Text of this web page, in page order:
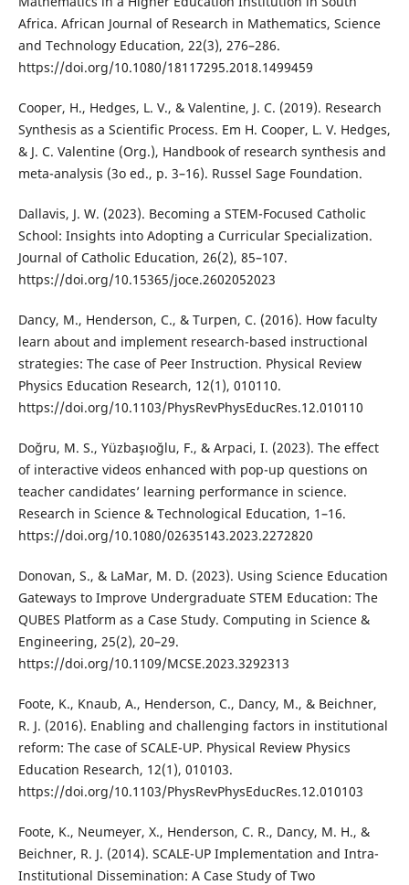
Africa. African Journal of Research in Mathematics, Science
and Technology Education, 22(3), 276–286.
https://doi.org/10.1080/18117295.2018.1499459
Cooper, H., Hedges, L. V., & Valentine, J. C. (2019). Research
Synthesis as a Scientific Process. Em H. Cooper, L. V. Hedges,
& J. C. Valentine (Org.), Handbook of research synthesis and
meta-analysis (3o ed., p. 3–16). Russel Sage Foundation.
Dallavis, J. W. (2023). Becoming a STEM-Focused Catholic
School: Insights into Adopting a Curricular Specialization.
Journal of Catholic Education, 26(2), 85–107.
https://doi.org/10.15365/joce.2602052023
Dancy, M., Henderson, C., & Turpen, C. (2016). How faculty
learn about and implement research-based instructional
strategies: The case of Peer Instruction. Physical Review
Physics Education Research, 12(1), 010110.
https://doi.org/10.1103/PhysRevPhysEducRes.12.010110
Doğru, M. S., Yüzbaşıoğlu, F., & Arpaci, I. (2023). The effect
of interactive videos enhanced with pop-up questions on
teacher candidates’ learning performance in science.
Research in Science & Technological Education, 1–16.
https://doi.org/10.1080/02635143.2023.2272820
Donovan, S., & LaMar, M. D. (2023). Using Science Education
Gateways to Improve Undergraduate STEM Education: The
QUBES Platform as a Case Study. Computing in Science &
Engineering, 25(2), 20–29.
https://doi.org/10.1109/MCSE.2023.3292313
Foote, K., Knaub, A., Henderson, C., Dancy, M., & Beichner,
R. J. (2016). Enabling and challenging factors in institutional
reform: The case of SCALE-UP. Physical Review Physics
Education Research, 12(1), 010103.
https://doi.org/10.1103/PhysRevPhysEducRes.12.010103
Foote, K., Neumeyer, X., Henderson, C. R., Dancy, M. H., &
Beichner, R. J. (2014). SCALE-UP Implementation and Intra-
Institutional Dissemination: A Case Study of Two